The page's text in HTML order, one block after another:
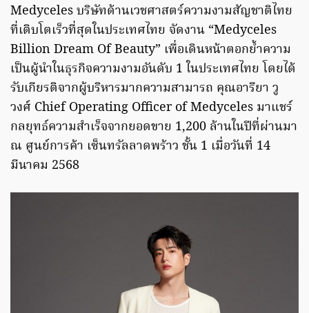
Medyceles บริษัทด้านเวชศาสตร์ความงามสัญชาติไทย
ที่เติบโตเร็วที่สุดในประเทศไทย จัดงาน “Medyceles
Billion Dream Of Beauty” เพื่อเดินหน้าตอกย้ำความ
เป็นผู้นำในธุรกิจความงามอันดับ 1 ในประเทศไทย โดยได้
รับเกียรติจากผู้บริหารมากความสามารถ คุณอารียา วู
วงศ์ Chief Operating Officer of Medyceles มาแชร์
กลยุทธ์ความสำเร็จจากยอดขาย 1,200 ล้านในปีที่ผ่านมา
ณ ศูนย์การค้า เซ็นทรัลลาดพร้าว ชั้น 1 เมื่อวันที่ 14
มีนาคม 2568